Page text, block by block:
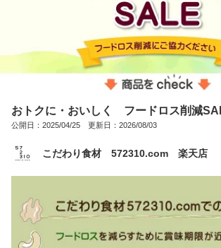
おトクに・おいしく フードロス削減
公開日：2025/04/25 更新日：2026/08/03
こだわり食材 572310.com 楽天店